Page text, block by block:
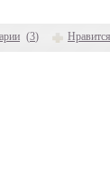
(3) Нравится